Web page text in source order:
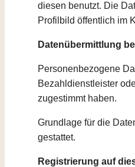
diesen benutzt. Die
Profilbild öffentlich im
Datenübermittlung
Personenbezogene
Bezahldienstleister
zugestimmt haben.
Grundlage für die
gestattet.
Registrierung auf